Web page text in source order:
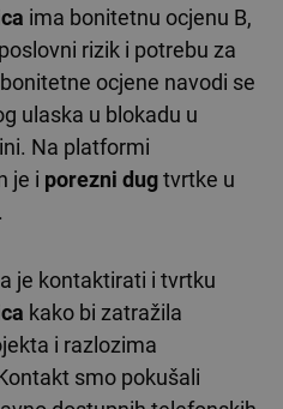
ima bonitetnu ocjenu B,
rizik i potrebu za
ocjene navodi se
ulaska u blokadu u
Na platformi
je i porezni dugtvrtke u
je kontaktirati i tvrtku
kako bi zatražila
i razlozima
smo pokušali